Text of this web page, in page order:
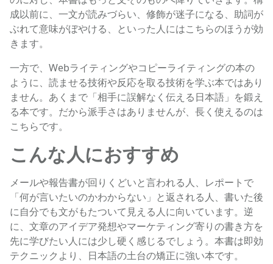
成以前に、一文が読みづらい、修飾が迷子になる、助詞が
ぶれて意味がぼやける、といった人にはこちらのほうが効
きます。
一方で、Webライティングやコピーライティングの本の
ように、読ませる技術や反応を取る技術を学ぶ本ではあり
ません。あくまで「相手に誤解なく伝える日本語」を鍛え
る本です。だから派手さはありませんが、長く使えるのは
こちらです。
こんな人におすすめ
メールや報告書が回りくどいと言われる人、レポートで
「何が言いたいのかわからない」と返される人、書いた後
に自分でも文がもたついて見える人に向いています。逆
に、文章のアイデア発想やマーケティング寄りの書き方を
先に学びたい人には少し硬く感じるでしょう。本書は即効
テクニックより、日本語の土台の矯正に強い本です。